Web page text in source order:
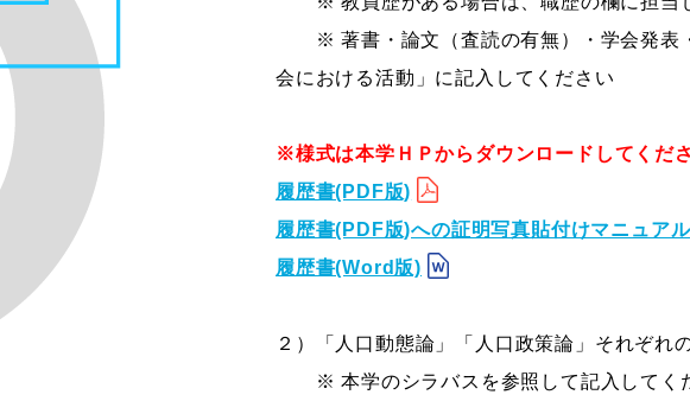
※ 著書・論文（査読の有無）・学会発表・
会における活動」に記入してください
※様式は本学ＨＰからダウンロードしてくだ
履歴書(PDF版)
履歴書(PDF版)への証明写真貼付けマニュアル
履歴書(Word版)
２）「人口動態論」「人口政策論」それぞれ
※ 本学のシラバスを参照して記入してく